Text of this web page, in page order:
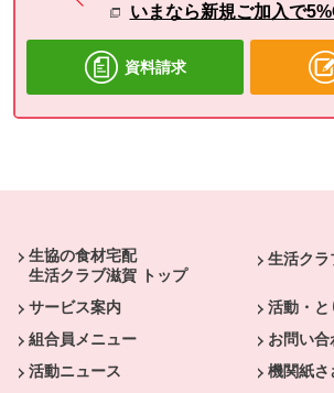
いまなら新規ご加入で
資料請求
生協の食材宅配
生活クラブ滋賀 トップ
生活クラ
サービス案内
活動・と
組合員メニュー
お問い合
活動ニュース
機関紙さ